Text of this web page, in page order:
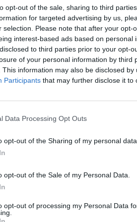
opt-out of the sale, sharing to third
for targeted advertising by us,
selection. Please note that after your opt-
interest-based ads based on personal
to third parties prior to your opt-
of your personal information by third
This information may also be disclosed
Participants that may further disclose it to
Data Processing Opt Outs
opt-out of the Sharing of my personal data.
opt-out of the Sale of my Personal Data.
opt-out of processing my Personal Data
παραπέμπουν στα
του τελευταίου Avengers.
με τα αντίστοιχα
και ο Kratos όταν
όπως ακριβώς ο τρελός
στηνσκανδιναβική
αυτό με τη σειρά του
epic easter egg
post τουReddit!